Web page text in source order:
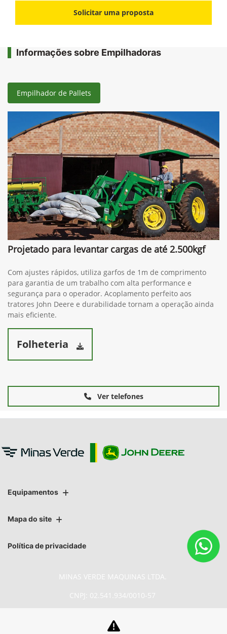
Solicitar uma proposta
Informações sobre Empilhadoras
Empilhador de Pallets
Projetado para levantar cargas de até 2.500kgf
Com ajustes rápidos, utiliza garfos de 1m de comprimento
para garantia de um trabalho com alta performance e
segurança para o operador. Acoplamento perfeito aos
tratores John Deere e durabilidade tornam a operação ainda
mais eficiente.
Folheteria
Ver telefones
Equipamentos
Mapa do site
Política de privacidade
MINAS VERDE MAQUINAS LTDA.
CNPJ: 02.541.934/0010-57